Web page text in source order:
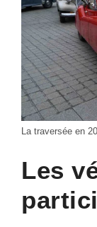
La traversée en
Les